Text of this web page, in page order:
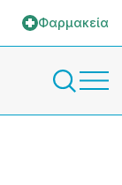
Φαρμακεία